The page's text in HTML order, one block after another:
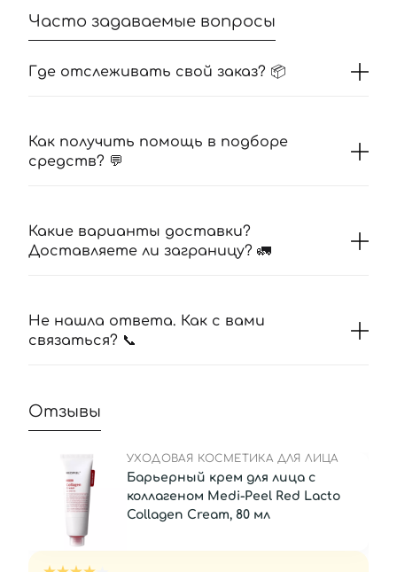
Часто задаваемые вопросы
Где отслеживать свой заказ? 📦
Как получить помощь в подборе
средств? 💬
Какие варианты доставки?
Доставляете ли заграницу? 🚛
Не нашла ответа. Как с вами
связаться? 📞
Отзывы
УХОДОВАЯ КОСМЕТИКА ДЛЯ ЛИЦА
Барьерный крем для лица с
коллагеном Medi-Peel Red Lacto
Collagen Cream, 80 мл